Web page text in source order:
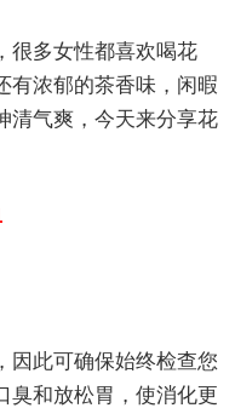
很多女性都喜欢喝花
有浓郁的茶香味，闲暇
清气爽，今天来分享花
因此可确保始终检查您
臭和放松胃，使消化更